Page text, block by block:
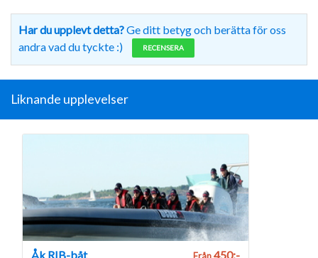
Har du upplevt detta?Ge ditt betyg och berätta för oss
andra vad du tyckte :)
RECENSERA
Liknande upplevelser
Åk RIB-båt 450:-